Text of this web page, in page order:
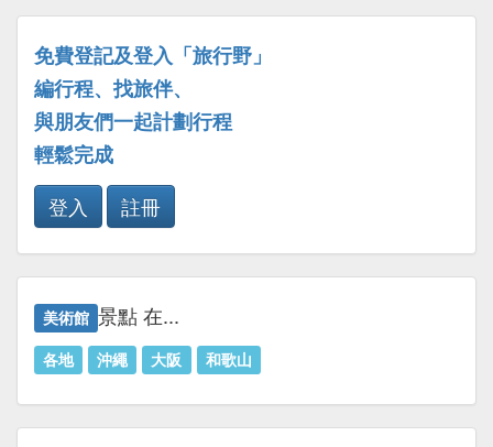
免費登記及登入「旅行野」
編行程、找旅伴、
與朋友們一起計劃行程
輕鬆完成
登入
註冊
美術館 景點 在...
各地 沖繩 大阪 和歌山